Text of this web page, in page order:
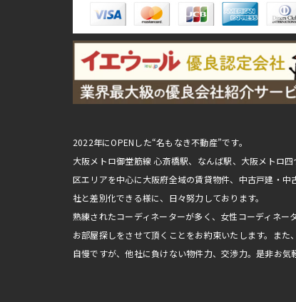
2022年にOPENした“名もなき不動産”です。
大阪メトロ御堂筋線 心斎橋駅、なんば駅、大阪メトロ
区エリアを中心に大阪府全域の賃貸物件、中古戸建・
社と差別化できる様に、日々努力しております。
熟練されたコーディネーターが多く、女性コーディネ
お部屋探しをさせて頂くことをお約束いたします。ま
自慢ですが、他社に負けない物件力、交渉力。是非お気